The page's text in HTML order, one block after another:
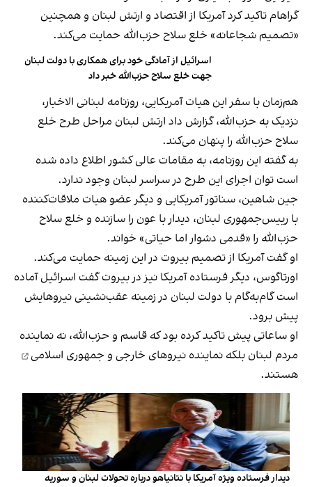
گراهام تاکید کرد آمریکا از اقتصاد و ارتش لبنان و همچنین
«تصمیم شجاعانه» خلع سلاح حزب‌الله حمایت می‌کند.
اسرائیل از آمادگی خود برای همکاری با دولت لبنان
جهت خلع سلاح حزب‌الله خبر داد
هم‌زمان با سفر این هیات آمریکایی، روزنامه لبنانی الاخبار،
نزدیک به حزب‌الله، گزارش داد ارتش لبنان مراحل طرح خلع
سلاح حزب‌الله را پنهان می‌کند.
به گفته این روزنامه، به مقامات عالی کشور اطلاع داده شده
است توان اجرای این طرح در سراسر لبنان وجود ندارد.
جین شاهین، سناتور آمریکایی و دیگر عضو هیات ملاقات‌کننده
با رییس‌جمهوری لبنان، دیدار با عون را سازنده و خلع سلاح
حزب‌الله را «قدمی دشوار اما حیاتی» خواند.
او گفت آمریکا از تصمیم بیروت در این زمینه حمایت می‌کند.
اورتاگوس، دیگر فرستاده آمریکا نیز در بیروت گفت اسرائیل آماده
است گام‌به‌گام با دولت لبنان در زمینه عقب‌نشینی نیروهایش
پیش برود.
او ساعاتی پیش تاکید کرده بود که قاسم و حزب‌الله، نه نماینده
مردم لبنان بلکه نماینده نیروهای خارجی و جمهوری اسلامی
هستند.
دیدار فرستاده ویژه آمریکا با نتانیاهو درباره تحولات لبنان و سوریه